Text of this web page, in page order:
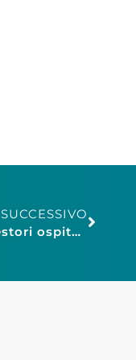
SUCCESSIVO
Confesercenti Matera: si è costituita AIGO, associazione gestori ospitalità diffusa